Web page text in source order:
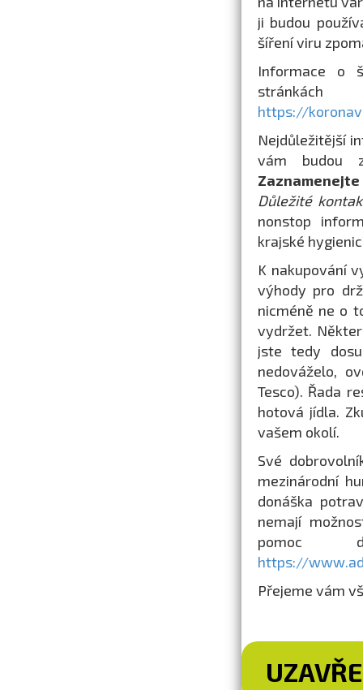
ji budou
šíření viru
Informace o
https://
Nejdůležitější
vám budou
Důležité
nonstop
krajské
K nakupování
výhody pro
nicméně ne o
vydržet.
jste tedy
nedováželo,
Tesco). Řada
hotová jídla.
vašem okolí.
Své
mezinárodní
donáška
nemají
pomoc
https://
Přejeme vám